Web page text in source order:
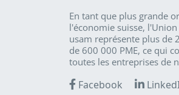
En tant que plus grande
l'économie suisse,
usam représente plus de
de 600 000 PME, ce qui
toutes les entreprises de
Facebook